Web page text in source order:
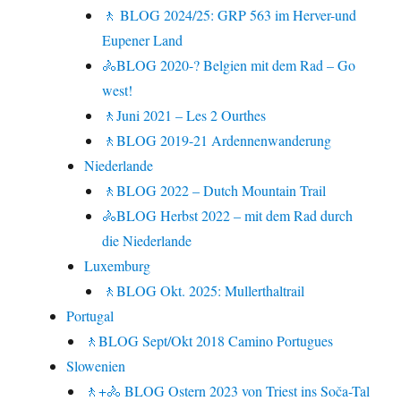
🚶 BLOG 2024/25: GRP 563 im Herver-und
Eupener Land
🚴BLOG 2020-? Belgien mit dem Rad – Go
west!
🚶Juni 2021 – Les 2 Ourthes
🚶BLOG 2019-21 Ardennenwanderung
Niederlande
🚶BLOG 2022 – Dutch Mountain Trail
🚴BLOG Herbst 2022 – mit dem Rad durch
die Niederlande
Luxemburg
🚶BLOG Okt. 2025: Mullerthaltrail
Portugal
🚶BLOG Sept/Okt 2018 Camino Portugues
Slowenien
🚶+🚴 BLOG Ostern 2023 von Triest ins Soča-Tal